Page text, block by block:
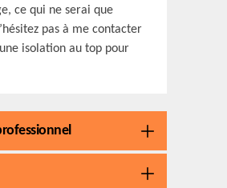
ce qui ne serai que
pas à me contacter
isolation au top pour